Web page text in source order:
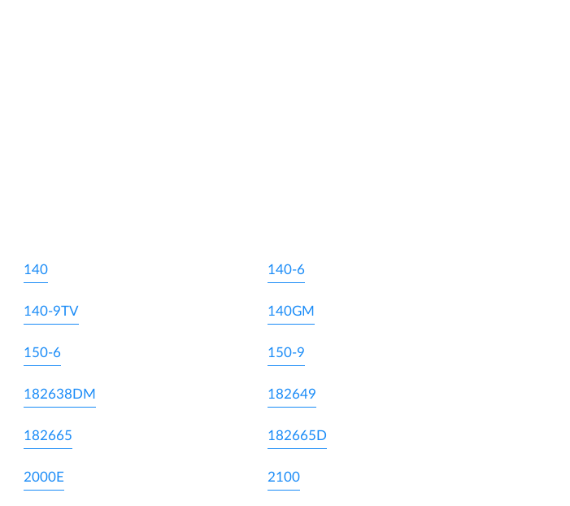
140 140-6
140-9TV 140GM
150-6 150-9
182638DM 182649
182665 182665D
2000E 2100